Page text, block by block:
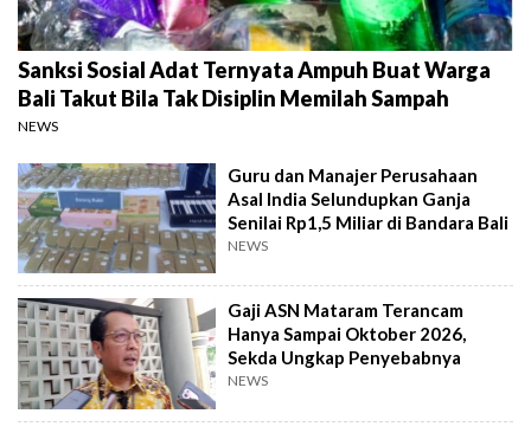
Sanksi Sosial Adat Ternyata Ampuh Buat Warga
Bali Takut Bila Tak Disiplin Memilah Sampah
NEWS
Guru dan Manajer Perusahaan
Asal India Selundupkan Ganja
Senilai Rp1,5 Miliar di Bandara Bali
NEWS
Gaji ASN Mataram Terancam
Hanya Sampai Oktober 2026,
Sekda Ungkap Penyebabnya
NEWS